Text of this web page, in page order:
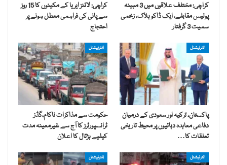
کراچی: مختلف علاقوں میں 3 مبینہ
پولیس مقابلے، ایک ڈاکو ہلاک، زخمی
سمیت 3 گرفتار
کراچی: لائنز ایریا کے مکینوں کا 15 روز
سے پانی کی فراہمی معطل ہونے پر
احتجاج
انٹرنیشنل
پاکستان، ترکیہ اور سعودی کے درمیان
دفاعی معاہدہ دہائیوں پر محیط تاریخی
تعلقات کا…
انٹرنیشنل
حکومت سے مذاکرات ناکام،گڈز
ٹرانسپورٹرز کا آج سے غیرمعینہ مدت
کیلیے ہڑتال کا اعلان
انٹرنیشنل انٹرنیشنل